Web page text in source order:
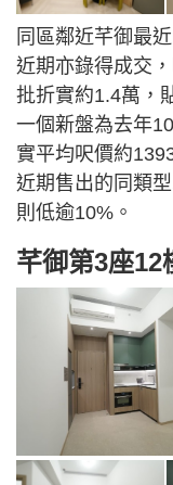
同區鄰近芊御最
近期亦錄得成交
批折實約1.4萬，
一個新盤為去年
實平均呎價約
近期售出的同類
則低逾10%。
芊御第3座12